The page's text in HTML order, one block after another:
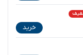
خرید